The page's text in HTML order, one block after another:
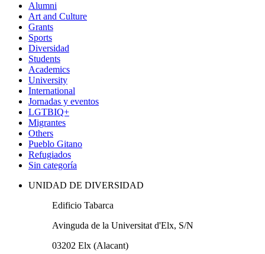
Alumni
Art and Culture
Grants
Sports
Diversidad
Students
Academics
University
International
Jornadas y eventos
LGTBIQ+
Migrantes
Others
Pueblo Gitano
Refugiados
Sin categoría
UNIDAD DE DIVERSIDAD
Edificio Tabarca
Avinguda de la Universitat d'Elx, S/N
03202 Elx (Alacant)